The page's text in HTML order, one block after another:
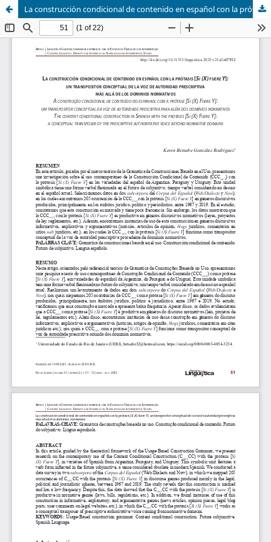
La construcción condicional de contenido en español con la prótasis [Si (X) fuere Y]: un transpositor conceptual de la voz de autoridad prescriptiva más allá de los dominios normativos